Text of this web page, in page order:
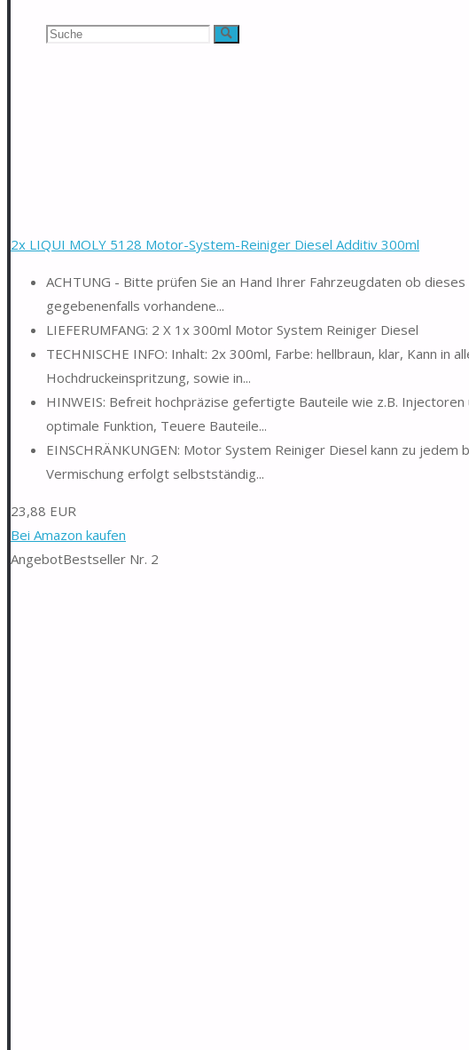
Suchen Suche
2x LIQUI MOLY 5128 Motor-System-Reiniger Diesel Additiv 300ml
ACHTUNG - Bitte prüfen Sie an Hand Ihrer Fahrzeugdaten ob
gegebenenfalls vorhandene...
LIEFERUMFANG: 2 X 1x 300ml Motor System Reiniger Diesel
TECHNISCHE INFO: Inhalt: 2x 300ml, Farbe: hellbraun, klar, Kann in
Hochdruckeinspritzung, sowie in...
HINWEIS: Befreit hochpräzise gefertigte Bauteile wie z.B.
optimale Funktion, Teuere Bauteile...
EINSCHRÄNKUNGEN: Motor System Reiniger Diesel kann zu
Vermischung erfolgt selbstständig...
23,88 EUR
Bei Amazon kaufen
AngebotBestseller Nr. 2